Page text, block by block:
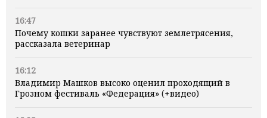
16:47
Почему кошки заранее чувствуют землетрясения,
рассказала ветеринар
16:12
Владимир Машков высоко оценил проходящий в
Грозном фестиваль «Федерация» (+видео)